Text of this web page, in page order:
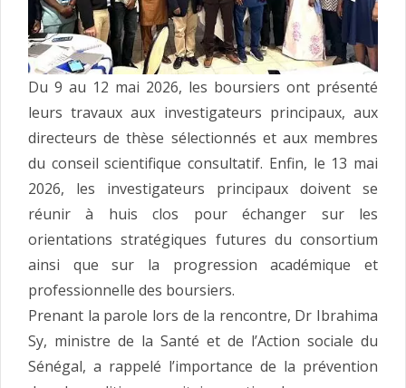
Du 9 au 12 mai 2026, les boursiers ont présenté
leurs travaux aux investigateurs principaux, aux
directeurs de thèse sélectionnés et aux membres
du conseil scientifique consultatif. Enfin, le 13 mai
2026, les investigateurs principaux doivent se
réunir à huis clos pour échanger sur les
orientations stratégiques futures du consortium
ainsi que sur la progression académique et
professionnelle des boursiers.
Prenant la parole lors de la rencontre, Dr Ibrahima
Sy, ministre de la Santé et de l’Action sociale du
Sénégal, a rappelé l’importance de la prévention